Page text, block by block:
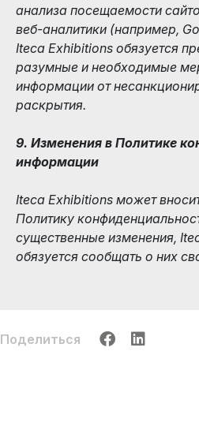
анализа посещаемости
веб-аналитики (например,
Iteca Exhibitions обязуется
разумные и необходимые
информации от
раскрытия.
9. Изменения в Политике
информации
Iteca Exhibitions может
Политику
существенные изменения,
обязуется сообщать о них
Поделиться